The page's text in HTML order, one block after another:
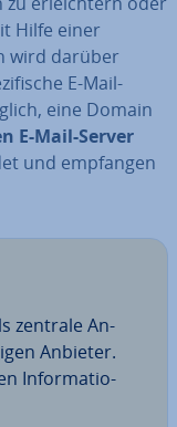
Hilfe einer
wird darüber
E-Mail-
eine Domain
E-Mail-Server
und empfangen
zentrale An­
Anbieter.
In­for­ma­tio­